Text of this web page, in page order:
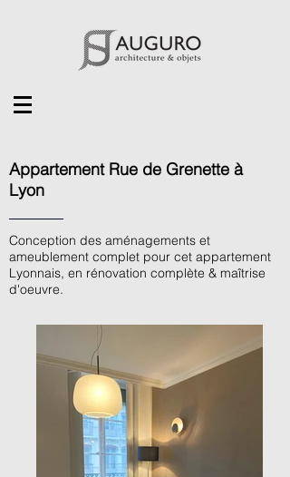
Appartement Rue de Grenette à
Lyon
Conception des aménagements et
ameublement complet pour cet appartement
Lyonnais, en rénovation complète & maîtrise
d'oeuvre.